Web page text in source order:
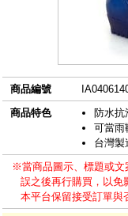
商品編號
商品特色
防水抗
可當雨
台灣製
※當商品圖示、標題或文
誤之後再行購買，以免
本平台保留接受訂單與